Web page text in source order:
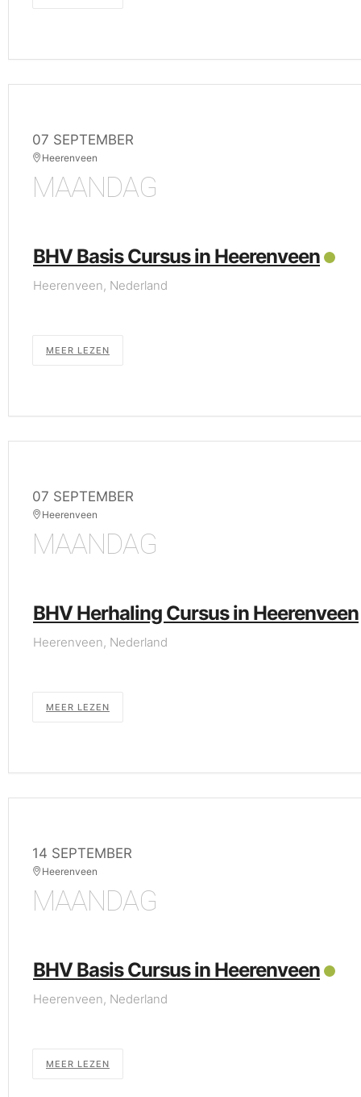
07 SEPTEMBER
Heerenveen
MAANDAG
BHV Basis Cursus in Heerenveen
Heerenveen, Nederland
MEER LEZEN
07 SEPTEMBER
Heerenveen
MAANDAG
BHV Herhaling Cursus in Heerenveen
Heerenveen, Nederland
MEER LEZEN
14 SEPTEMBER
Heerenveen
MAANDAG
BHV Basis Cursus in Heerenveen
Heerenveen, Nederland
MEER LEZEN